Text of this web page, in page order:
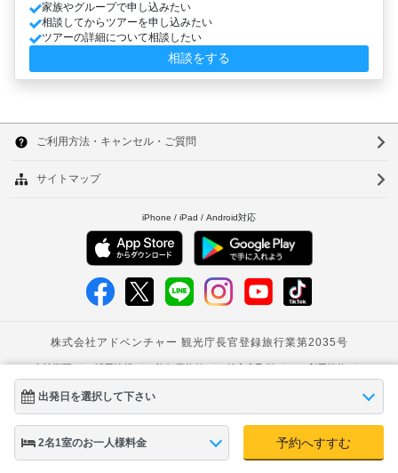
家族やグループで申し込みたい
相談してからツアーを申し込みたい
ツアーの詳細について相談したい
相談をする